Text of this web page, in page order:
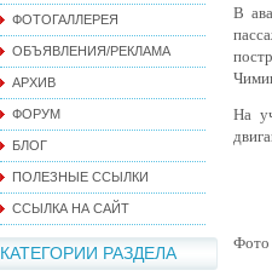
ФОТОГАЛЛЕРЕЯ
ОБЪЯВЛЕНИЯ/РЕКЛАМА
АРХИВ
ФОРУМ
БЛОГ
ПОЛЕЗНЫЕ ССЫЛКИ
ССЫЛКА НА САЙТ
КАТЕГОРИИ РАЗДЕЛА
В
На
Фото